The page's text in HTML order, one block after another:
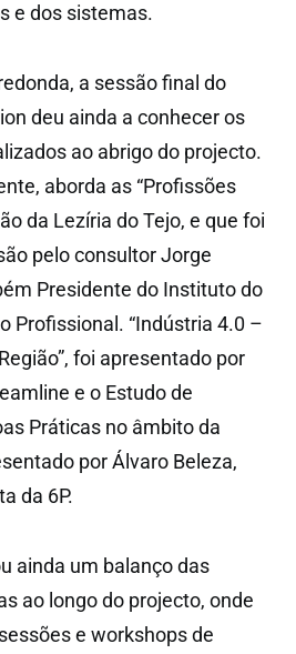
e dos sistemas.
a sessão final do
deu ainda a conhecer os
ao abrigo do projecto.
aborda as “Profissões
da Lezíria do Tejo, e que foi
pelo consultor Jorge
Presidente do Instituto do
Profissional. “Indústria 4.0 –
foi apresentado por
e o Estudo de
Práticas no âmbito da
por Álvaro Beleza,
da 6P.
ainda um balanço das
ao longo do projecto, onde
e workshops de